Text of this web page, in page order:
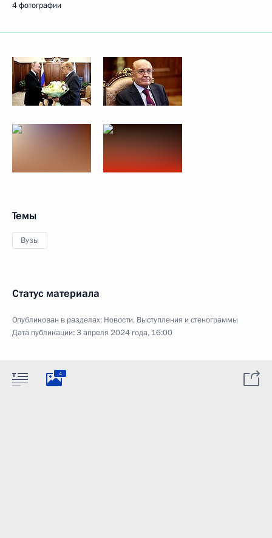
4 фотографии
Темы
Вузы
Статус материала
Опубликован в разделах: Новости, Выступления и стенограммы
Дата публикации:3 апреля 2024 года, 16:00
4